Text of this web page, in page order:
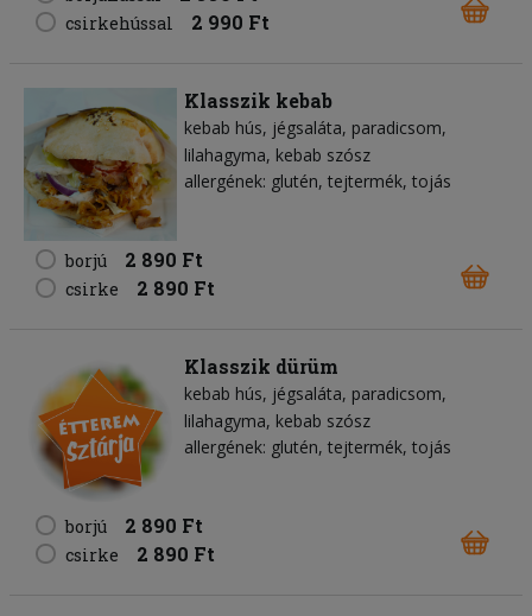
csirkehússal 2 990 Ft
Klasszik kebab
kebab hús jégsaláta paradicsom
lilahagyma kebab szósz
allergének: glutén, tejtermék, tojás
borjú 2 890 Ft
csirke 2 890 Ft
Klasszik dürüm
kebab hús jégsaláta paradicsom
lilahagyma kebab szósz
allergének: glutén, tejtermék, tojás
borjú 2 890 Ft
csirke 2 890 Ft